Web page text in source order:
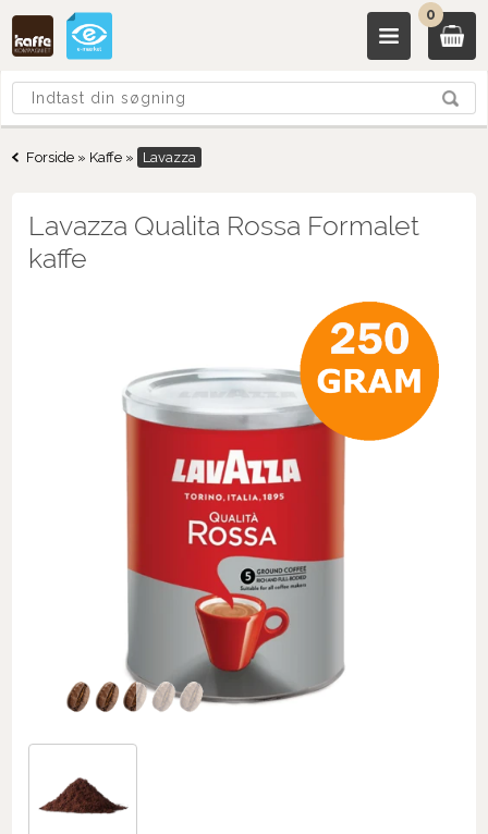
0
Forside » Kaffe » Lavazza
Lavazza Qualita Rossa Formalet
kaffe